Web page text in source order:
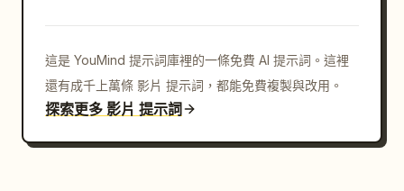
這是 YouMind 提示詞庫裡的一條免費 AI 提示詞。這裡
還有成千上萬條 影片 提示詞，都能免費複製與改用。
探索更多 影片 提示詞